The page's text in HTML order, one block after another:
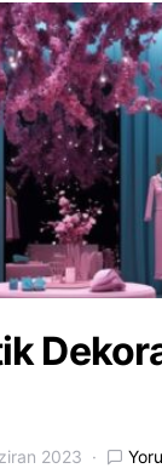
2023